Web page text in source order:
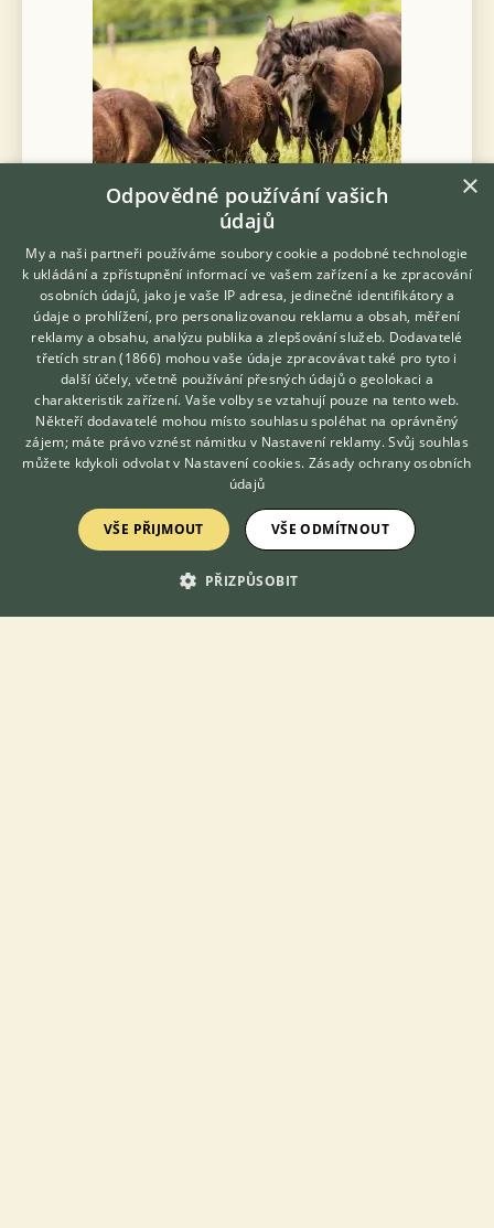
KARAČAJEVSKÝ KŮŇ, vzácné a odolné plemeno ze severního
dobrými kopyty a krásnou vrannou barvou. Dovoluji si vám
představit naše letošní hříbata...
22.6.2026 17:20
Svojek, okr. Semily
Pawy 190×
PRODÁM
Líbivá kobylka
Hledáte zvířecího kamaráda?
Zdarma vám poradí
VETERINÁŘ ONLINE
KONZULTOVAT S
VETERINÁŘEM
×
Odpovědné používání vašich
údajů
My a naši partneři používáme soubory cookie a podobné technologie
k ukládání a zpřístupnění informací ve vašem zařízení a ke zpracování
osobních údajů, jako je vaše IP adresa, jedinečné identifikátory a
údaje o prohlížení, pro personalizovanou reklamu a obsah, měření
reklamy a obsahu, analýzu publika a zlepšování služeb. Dodavatelé
třetích stran (1866) mohou vaše údaje zpracovávat také pro tyto i
další účely, včetně používání přesných údajů o geolokaci a
charakteristik zařízení. Vaše volby se vztahují pouze na tento web.
Někteří dodavatelé mohou místo souhlasu spoléhat na oprávněný
zájem; máte právo vznést námitku v Nastavení reklamy. Svůj souhlas
můžete kdykoli odvolat v Nastavení cookies. Zásady ochrany osobních
údajů
VŠE PŘIJMOUT VŠE ODMÍTNOUT
PŘIZPŮSOBIT